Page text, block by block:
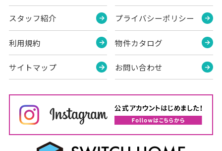
スタッフ紹介
利用規約
サイトマップ
プライバシーポリシー
物件カタログ
お問い合わせ